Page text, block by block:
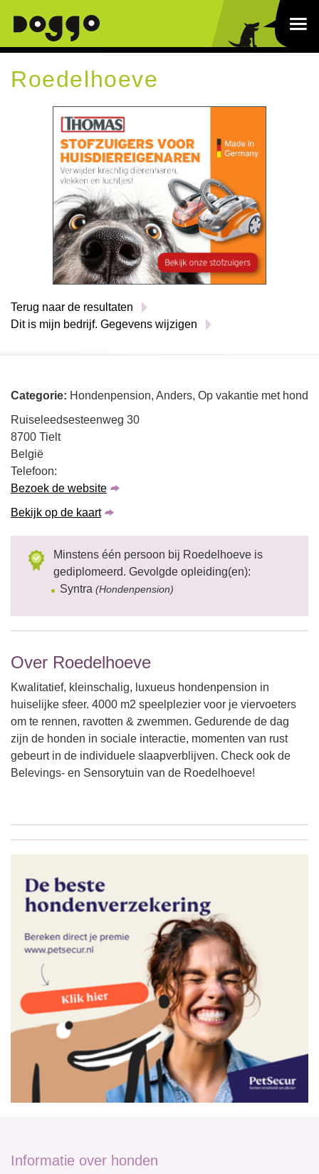
Roedelhoeve
Terug naar de resultaten
Dit is mijn bedrijf. Gegevens wijzigen
Categorie: Hondenpension, Anders, Op vakantie met hond
Ruiseleedsesteenweg 30
8700 Tielt
België
Telefoon:
Bezoek de website
Bekijk op de kaart
Minstens één persoon bij Roedelhoeve is
gediplomeerd. Gevolgde opleiding(en):
Syntra (Hondenpension)
Over Roedelhoeve
Kwalitatief, kleinschalig, luxueus hondenpension in
huiselijke sfeer. 4000 m2 speelplezier voor je viervoeters
om te rennen, ravotten & zwemmen. Gedurende de dag
zijn de honden in sociale interactie, momenten van rust
gebeurt in de individuele slaapverblijven. Check ook de
Belevings- en Sensorytuin van de Roedelhoeve!
Informatie over honden